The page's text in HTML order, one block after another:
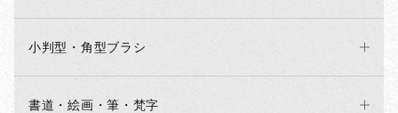
小判型・角型ブラシ
書道・絵画・筆・梵字